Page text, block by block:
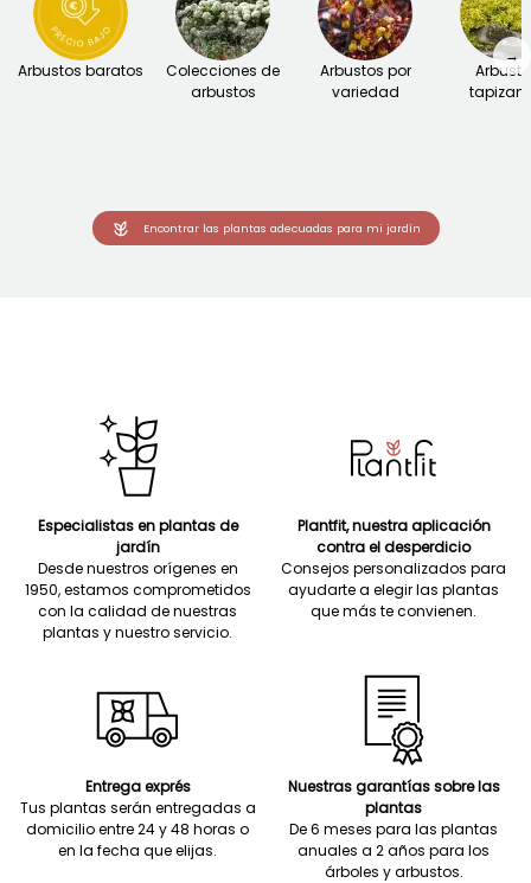
Arbustos baratos
Colecciones de
arbustos
Arbustos por
variedad
→
Encontrar las plantas adecuadas para mi jardín
Especialistas en plantas de
jardín
Desde nuestros orígenes en
1950, estamos comprometidos
con la calidad de nuestras
plantas y nuestro servicio.
Plantfit, nuestra aplicación
contra el desperdicio
Consejos personalizados para
ayudarte a elegir las plantas
que más te convienen.
Entrega exprés
Tus plantas serán entregadas a
domicilio entre 24 y 48 horas o
en la fecha que elijas.
Nuestras garantías sobre las
plantas
De 6 meses para las plantas
anuales a 2 años para los
árboles y arbustos.